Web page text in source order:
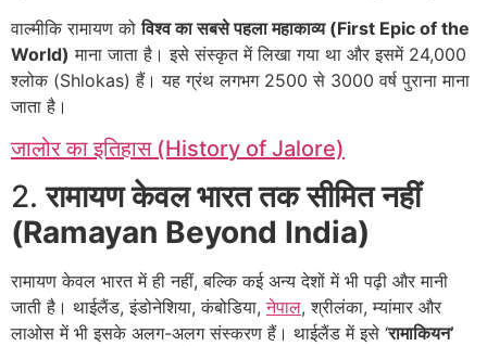
वाल्मीकि रामायण कोविश्व का सबसे पहला महाकाव्य (First Epic of the
World) माना जाता है। इसे संस्कृत में लिखा गया था और इसमें 24,000
श्लोक (Shlokas) हैं। यह ग्रंथ लगभग 2500 से 3000 वर्ष पुराना माना
जाता है।
जालोर का इतिहास (History of Jalore)
2.रामायण केवल भारत तक सीमित नहीं
(Ramayan Beyond India)
रामायण केवल भारत में ही नहीं, बल्कि कई अन्य देशों में भी पढ़ी और मानी
जाती है। थाईलैंड, इंडोनेशिया, कंबोडिया,नेपाल, श्रीलंका, म्यांमार और
लाओस में भी इसके अलग-अलग संस्करण हैं। थाईलैंड में इसे ‘रामाकियन’